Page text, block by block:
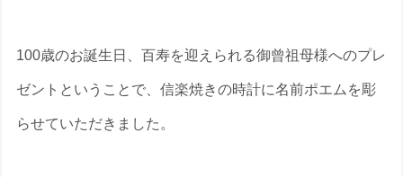
100歳のお誕生日、百寿を迎えられる御曾祖母様へのプレ
ゼントということで、信楽焼きの時計に名前ポエムを彫
らせていただきました。